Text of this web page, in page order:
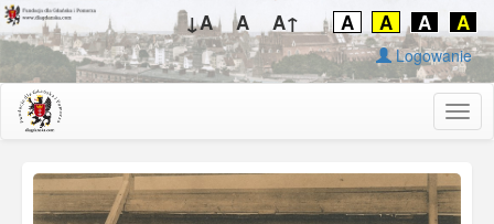
↓A A A↑ A A A A
Logowanie